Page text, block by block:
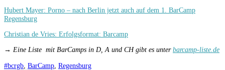
Hubert Mayer: Porno – nach Berlin jetzt auch auf dem 1. BarCamp
Regensburg
Christian de Vries: Erfolgsformat: Barcamp
→ Eine Liste mit BarCamps in D, A und CH gibt es unterbarcamp-liste.de
#bcrgb BarCamp Regensburg